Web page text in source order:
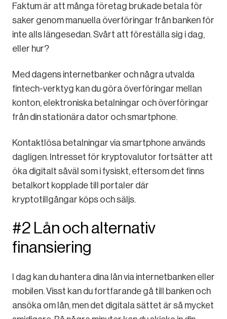
Faktum är att många företag brukade betala för
saker genom manuella överföringar från banken för
inte alls längesedan. Svårt att föreställa sig i dag,
eller hur?
Med dagens internetbanker och några utvalda
fintech-verktyg kan du göra överföringar mellan
konton, elektroniska betalningar och överföringar
från din stationära dator och smartphone.
Kontaktlösa betalningar via smartphone används
dagligen. Intresset för kryptovalutor fortsätter att
öka digitalt såväl som i fysiskt, eftersom det finns
betalkort kopplade till portaler där
kryptotillgångar köps och säljs.
#2 Lån och alternativ
finansiering
I dag kan du hantera dina lån via internetbanken eller
mobilen. Visst kan du fortfarande gå till banken och
ansöka om lån, men det digitala sättet är så mycket